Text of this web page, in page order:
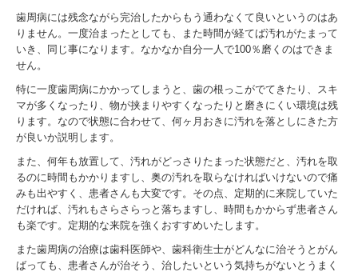
歯周病には残念ながら完治したからもう通わなくて良いというのはあ
りません。一度治まったとしても、また時間が経てば汚れがたまって
いき、同じ事になります。なかなか自分一人で100％磨くのはできま
せん。
特に一度歯周病にかかってしまうと、歯の根っこがでてきたり、スキ
マが多くなったり、物が挟まりやすくなったりと磨きにくい環境は残
ります。なので状態に合わせて、何ヶ月おきに汚れを落としにきた方
が良いか説明します。
また、何年も放置して、汚れがどっさりたまった状態だと、汚れを取
るのに時間もかかりますし、奥の汚れを取らなければいけないので痛
みも出やすく、患者さんも大変です。その点、定期的に来院していた
だければ、汚れもさらさらっと落ちますし、時間もかからず患者さん
も楽です。定期的な来院を強くおすすめいたします。
また歯周病の治療は歯科医師や、歯科衛生士がどんなに治そうとがん
ばっても、患者さんが治そう、治したいという気持ちがないとうまく